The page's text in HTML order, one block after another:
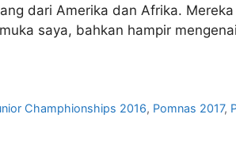
dari Amerika dan Afrika. Mereka
saya, bahkan hampir
Champhionships 2016, Pomnas 2017,